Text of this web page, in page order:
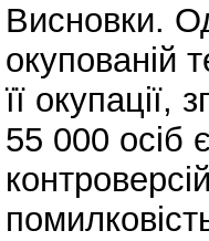
Висновки.
окупованій
її
55 000 осіб